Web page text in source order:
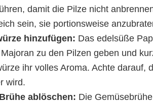
damit die Pilze nicht
sein, sie portionsweise
hinzufügen: Das edelsüße
zu den Pilzen geben und
ihr volles Aroma. Achte darauf,
wird.
ablöschen: Die